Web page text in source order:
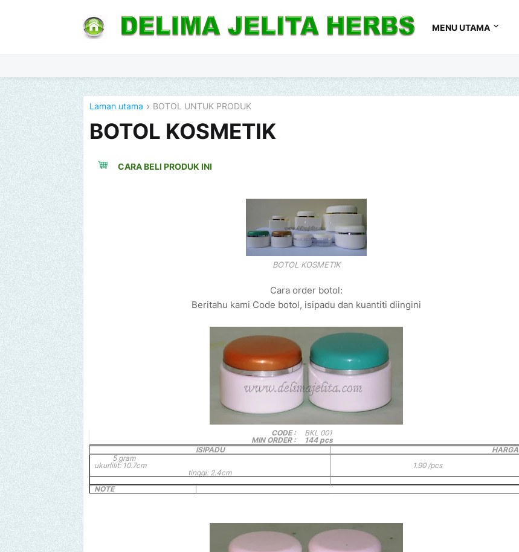
MENU UTAMA
Laman utama BOTOL UNTUK PRODUK
BOTOL KOSMETIK
CARA BELI PRODUK INI
BOTOL KOSMETIK
Cara order botol:
Beritahu kami Code botol, isipadu dan kuantiti diingini
CODE :
BKL 001
MIN ORDER :
144 pcs
ISIPADU
HARGA
5 gram
ukurlilit: 10.7cm
tinggi: 2.4cm
1.90 /pcs
NOTE